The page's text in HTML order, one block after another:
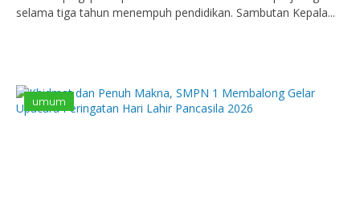
selama tiga tahun menempuh pendidikan. Sambutan Kepala...
umum